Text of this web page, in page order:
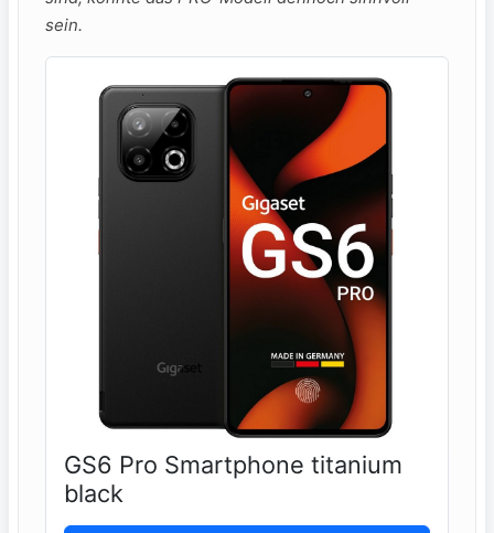
sein.
GS6 Pro Smartphone titanium
black